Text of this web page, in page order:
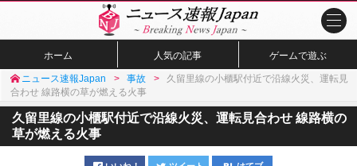
ホーム 人気の記事 ゲームで遊ぶ
ニュース速報Japan 事故
久留里線の小櫃駅付近で沿線火災、運転見
合わせ 線路横の草が燃える火事
久留里線の小櫃駅付近で沿線火災、運転見合わせ 線路横の
草が燃える火事